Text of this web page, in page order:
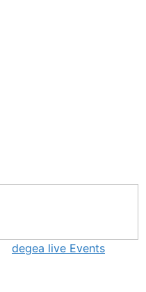
degea live Events